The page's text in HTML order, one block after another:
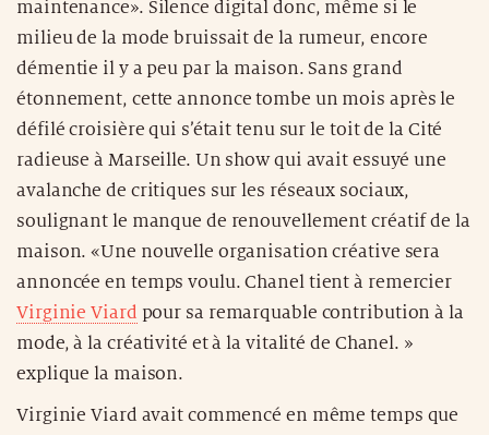
maintenance». Silence digital donc, même si le
milieu de la mode bruissait de la rumeur, encore
démentie il y a peu par la maison. Sans grand
étonnement, cette annonce tombe un mois après le
défilé croisière qui s’était tenu sur le toit de la Cité
radieuse à Marseille. Un show qui avait essuyé une
avalanche de critiques sur les réseaux sociaux,
soulignant le manque de renouvellement créatif de la
maison. «Une nouvelle organisation créative sera
annoncée en temps voulu. Chanel tient à remercier
Virginie Viard pour sa remarquable contribution à la
mode, à la créativité et à la vitalité de Chanel. »
explique la maison.
Virginie Viard avait commencé en même temps que